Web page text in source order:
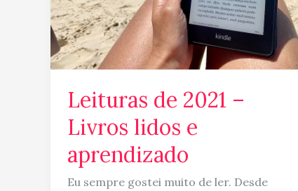
Leituras de 2021 –
Livros lidos e
aprendizado
Eu sempre gostei muito de ler. Desde
aprendizado